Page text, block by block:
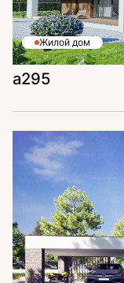
Жилой дом
а295